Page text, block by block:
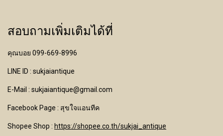
สอบถามเพิ่มเติมได้ที่
คุณบอย 099-669-8996
LINE ID : sukjaiantique
E-Mail : sukjaiantique@gmail.com
Facebook Page : สุขใจแอนทีค
Shopee Shop : https://shopee.co.th/sukjai_antique